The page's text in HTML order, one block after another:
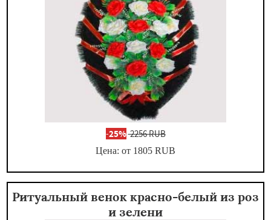
-25%2256 RUB
Цена: от 1805 RUB
Ритуальный венок красно-белый из роз
и зелени